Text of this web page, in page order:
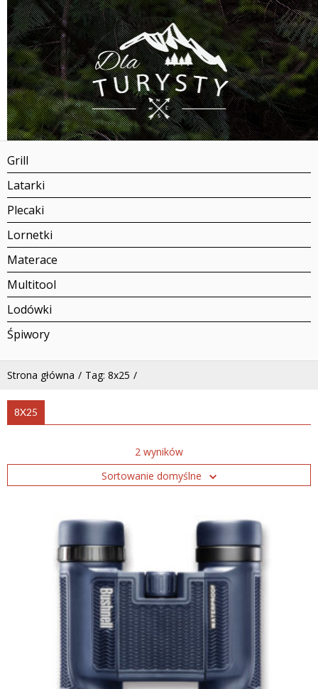
Grill
Latarki
Plecaki
Lornetki
Materace
Multitool
Lodówki
Śpiwory
Strona główna Tag: 8x25
8X25
2 wyników
Sortowanie domyślne